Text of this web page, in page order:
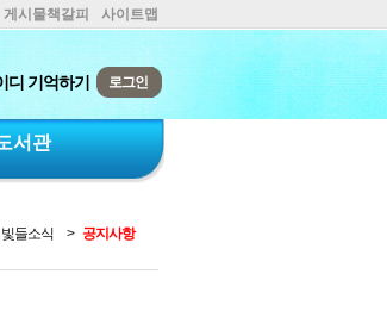
게시물책갈피 사이트맵
디 기억하기
서관
빛들소식 > 공지사항